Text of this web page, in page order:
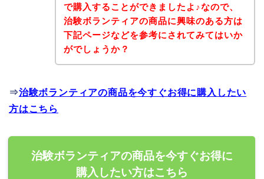
で購入することができましたよ♪なので、
治験ボランティアの商品に興味のある方は
下記ページなどを参考にされてみてはいか
がでしょうか？
⇒治験ボランティアの商品を今すぐお得に購入したい
方はこちら
治験ボランティアの商品を今すぐお得に
購入したい方はこちら